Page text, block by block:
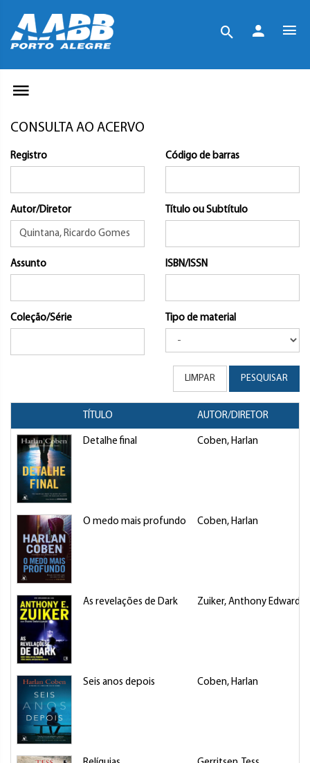
CONSULTA AO ACERVO
Registro Código de barras
Autor/Diretor Título ou Subtítulo
Assunto ISBN/ISSN
Coleção/Série Tipo de material
LIMPAR PESQUISAR
TÍTULO AUTOR/DIRETOR
Detalhe final Coben, Harlan
O medo mais profundo Coben, Harlan
As revelações de Dark Zuiker, Anthony Edward
Seis anos depois Coben, Harlan